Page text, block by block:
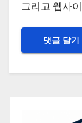
그리고 웹사